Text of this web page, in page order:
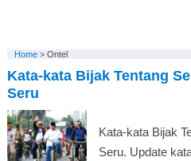
Home> Ontel
Kata-kata Bijak Tentang
Seru
Kata-kata Bijak
Seru. Update